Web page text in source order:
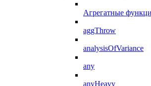
Агрегатные
aggThrow
analysisOfVariance
any
anyHeavy